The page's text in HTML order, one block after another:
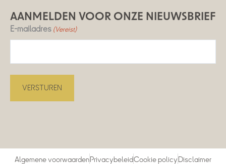
AANMELDEN VOOR ONZE NIEUWSBRIEF
E-mailadres (Vereist)
Algemene voorwaardenPrivacybeleidCookie policyDisclaimer